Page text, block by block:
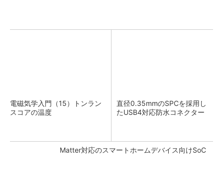
電磁気学入門（15）トンラン
スコアの温度
直径0.35mmのSPCを採用し
たUSB4対応防水コネクター
Matter対応のスマートホームデバイス向けSoC